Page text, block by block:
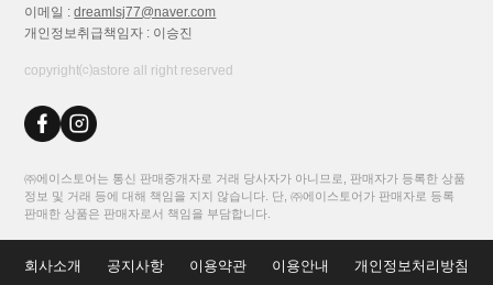
이메일 :dreamlsj77@naver.com
개인정보취급책임자 : 이승진
copyright⒞astore all right reserved
㈜에이스토어는 통신 판매중개자로 거래 당사자가 아니므로, 판매자가 등록한 상품
정보 및 거래 등에 대해 책임을 지지 않습니다. 단, ㈜에이스토어가 판매자로 등록
판매한 상품은 판매자로서 책임을 부담합니다.
회사소개 공지사항 이용약관 이용안내 개인정보처리방침